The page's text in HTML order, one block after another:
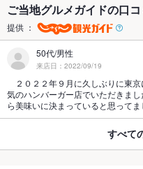
ご当地グルメガイドの口
提供 ：
50代/男性
来店日：2022/09/19
２０２２年９月に久しぶりに東
気のハンバーガー店でいただきま
ら美味いに決まっていると思って
すべて